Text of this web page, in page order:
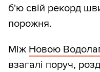
б'ю свій рекорд
порожня.
Між Новою
взагалі поруч,